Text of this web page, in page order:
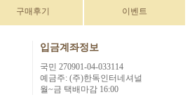
구매후기 이벤트
입금계좌정보
국민 270901-04-033114
예금주: (주)한독인터네셔널
월~금 택배마감 16:00